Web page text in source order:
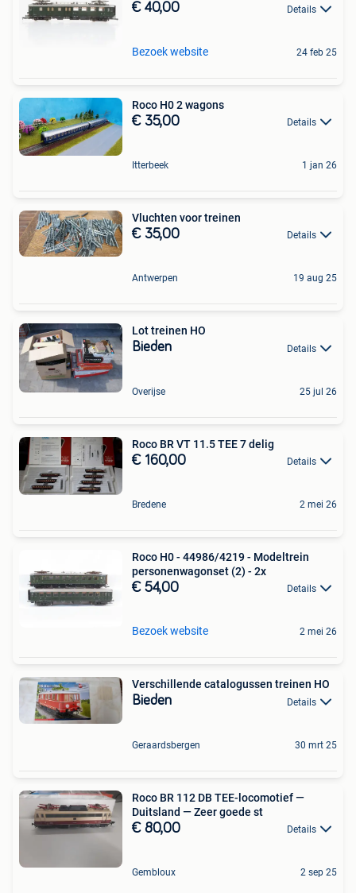
€ 40,00 Details
Bezoek website 24 feb 25
Roco H0 2 wagons
€ 35,00 Details
Itterbeek 1 jan 26
Vluchten voor treinen
€ 35,00 Details
Antwerpen 19 aug 25
Lot treinen HO
Bieden Details
Overijse 25 jul 26
Roco BR VT 11.5 TEE 7 delig
€ 160,00 Details
Bredene 2 mei 26
Roco H0 - 44986/4219 - Modeltrein
personenwagonset (2) - 2x
€ 54,00 Details
Bezoek website 2 mei 26
Verschillende catalogussen treinen HO
Bieden Details
Geraardsbergen 30 mrt 25
Roco BR 112 DB TEE-locomotief —
Duitsland — Zeer goede st
€ 80,00 Details
Gembloux 2 sep 25